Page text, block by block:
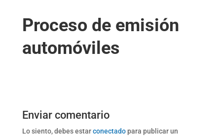
Proceso de emisión
automóviles
Enviar comentario
Lo siento, debes estarconectadopara publicar un